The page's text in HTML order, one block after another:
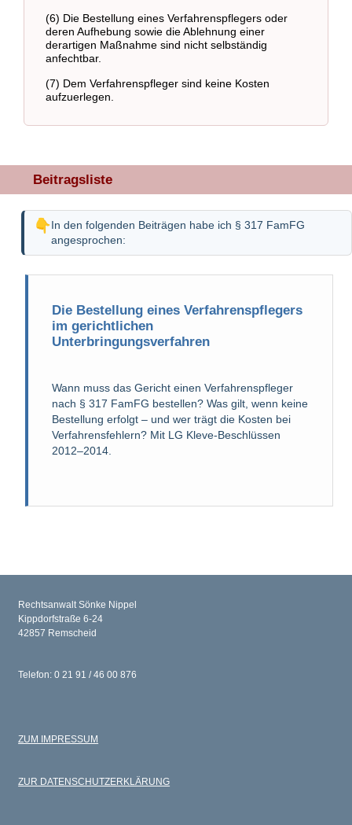
(6) Die Bestellung eines Verfahrenspflegers oder
deren Aufhebung sowie die Ablehnung einer
derartigen Maßnahme sind nicht selbständig
anfechtbar.
(7) Dem Verfahrenspfleger sind keine Kosten
aufzuerlegen.
Beitragsliste
In den folgenden Beiträgen habe ich § 317 FamFG
angesprochen:
Die Bestellung eines Verfahrenspflegers
im gerichtlichen
Unterbringungsverfahren
Wann muss das Gericht einen Verfahrenspfleger
nach § 317 FamFG bestellen? Was gilt, wenn keine
Bestellung erfolgt – und wer trägt die Kosten bei
Verfahrensfehlern? Mit LG Kleve-Beschlüssen
2012–2014.
Rechtsanwalt Sönke Nippel
Kippdorfstraße 6-24
42857 Remscheid
Telefon: 0 21 91 / 46 00 876
ZUM IMPRESSUM
ZUR DATENSCHUTZERKLÄRUNG